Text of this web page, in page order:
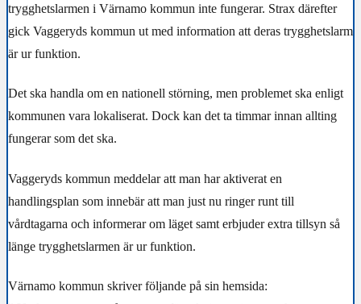
trygghetslarmen i Värnamo kommun inte fungerar. Strax därefter
gick Vaggeryds kommun ut med information att deras trygghetslarm
är ur funktion.
Det ska handla om en nationell störning, men problemet ska enligt
kommunen vara lokaliserat. Dock kan det ta timmar innan allting
fungerar som det ska.
Vaggeryds kommun meddelar att man har aktiverat en
handlingsplan som innebär att man just nu ringer runt till
vårdtagarna och informerar om läget samt erbjuder extra tillsyn så
länge trygghetslarmen är ur funktion.
Värnamo kommun skriver följande på sin hemsida: